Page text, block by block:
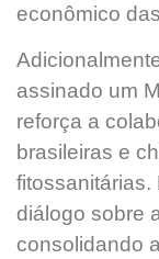
econômico
assinado um
reforça a
brasileiras e
fitossanitárias.
diálogo sobre
consolidando